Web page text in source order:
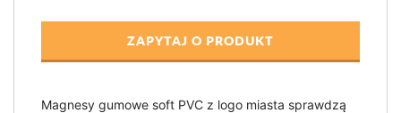
ZAPYTAJ O PRODUKT
Magnesy gumowe soft PVC z logo miasta sprawdzą